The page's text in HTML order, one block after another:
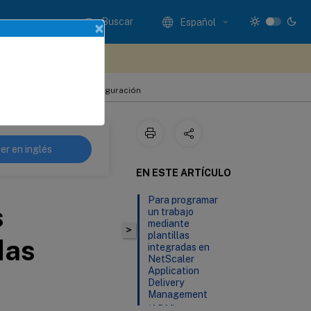
Buscar Español
y plantillas de configuración
en inglés
>
EN ESTE ARTÍCULO
Para programar
un trabajo
mediante
plantillas
integradas en
NetScaler
Application
Delivery
Management
×